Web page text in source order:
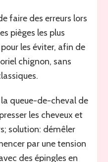
faire des erreurs lors
pièges les plus
les éviter, afin de
chignon, sans
la queue-de-cheval de
les cheveux et
solution: démêler
par une tension
des épingles en